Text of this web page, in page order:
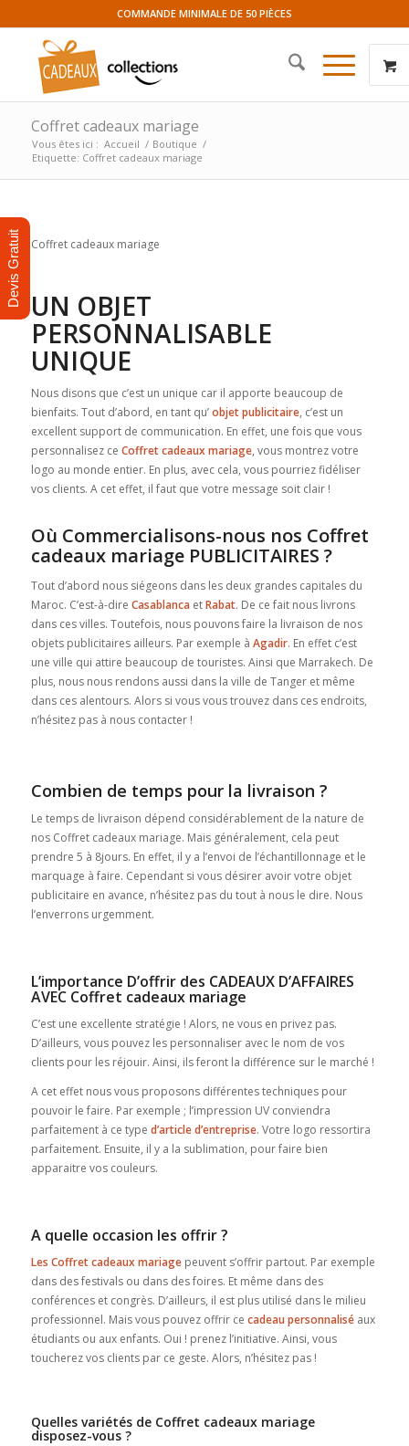
COMMANDE MINIMALE DE 50 PIÈCES
Coffret cadeaux mariage
Vous êtes ici : Accueil / Boutique /
Etiquette: Coffret cadeaux mariage
Coffret cadeaux mariage
UN OBJET
PERSONNALISABLE
UNIQUE
Nous disons que c’est un unique car il apporte beaucoup de
bienfaits. Tout d’abord, en tant qu’objet publicitaire, c’est un
excellent support de communication. En effet, une fois que vous
personnalisez ce Coffret cadeaux mariage, vous montrez votre
logo au monde entier. En plus, avec cela, vous pourriez fidéliser
vos clients. A cet effet, il faut que votre message soit clair !
Où Commercialisons-nous nos Coffret
cadeaux mariage PUBLICITAIRES ?
Tout d’abord nous siégeons dans les deux grandes capitales du
Maroc. C’est-à-dire Casablanca etRabat. De ce fait nous livrons
dans ces villes. Toutefois, nous pouvons faire la livraison de nos
objets publicitaires ailleurs. Par exemple à Agadir. En effet c’est
une ville qui attire beaucoup de touristes. Ainsi que Marrakech. De
plus, nous nous rendons aussi dans la ville de Tanger et même
dans ces alentours. Alors si vous vous trouvez dans ces endroits,
n’hésitez pas à nous contacter !
Combien de temps pour la livraison ?
Le temps de livraison dépend considérablement de la nature de
nos Coffret cadeaux mariage. Mais généralement, cela peut
prendre 5 à 8jours. En effet, il y a l’envoi de l’échantillonnage et le
marquage à faire. Cependant si vous désirer avoir votre objet
publicitaire en avance, n’hésitez pas du tout à nous le dire. Nous
l’enverrons urgemment.
L’importance D’offrir des CADEAUX D’AFFAIRES
AVEC Coffret cadeaux mariage
C’est une excellente stratégie ! Alors, ne vous en privez pas.
D’ailleurs, vous pouvez les personnaliser avec le nom de vos
clients pour les réjouir. Ainsi, ils feront la différence sur le marché !
A cet effet nous vous proposons différentes techniques pour
pouvoir le faire. Par exemple ; l’impression UV conviendra
parfaitement à ce type d’article d’entreprise. Votre logo ressortira
parfaitement. Ensuite, il y a la sublimation, pour faire bien
apparaitre vos couleurs.
A quelle occasion les offrir ?
Les Coffret cadeaux mariagepeuvent s’offrir partout. Par exemple
dans des festivals ou dans des foires. Et même dans des
conférences et congrès. D’ailleurs, il est plus utilisé dans le milieu
professionnel. Mais vous pouvez offrir ce cadeau personnaliséaux
étudiants ou aux enfants. Oui ! prenez l’initiative. Ainsi, vous
toucherez vos clients par ce geste. Alors, n’hésitez pas !
Quelles variétés de Coffret cadeaux mariage
disposez-vous ?
Devis Gratuit